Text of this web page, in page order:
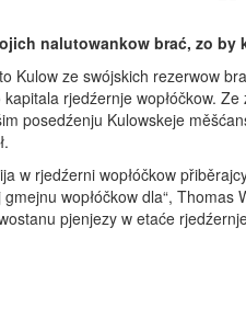
nalutowankow brać, zo by
Kulow ze swójskich rezerwow
rjedźernje wopłóčkow.
posedźenju Kulowskeje
w rjedźerni wopłóčkow
wopłóčkow dla“, Thomas
pjenjezy w etaće